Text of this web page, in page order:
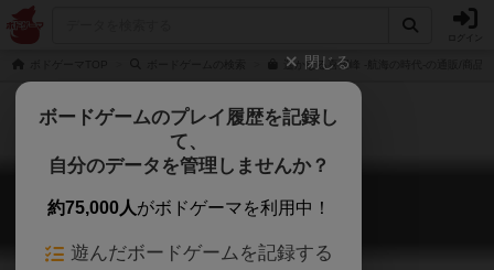
遥かなる喜望峰 -航海の時代-の通販/商品
遥かなる喜望峰
Harukanaru Kibouhou
閉じる
ボードゲームのプレイ履歴を記録し
て、
自分のデータを管理しませんか？
約75,000人がボドゲーマを利用中！
遊んだボードゲームを記録する